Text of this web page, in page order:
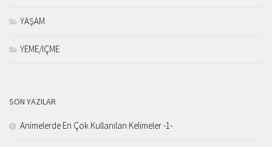
YAŞAM
YEME/IÇME
SON YAZILAR
Animelerde En Çok Kullanılan Kelimeler -1-